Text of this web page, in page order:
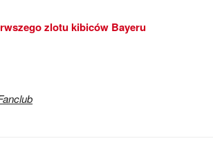
zlotu kibiców Bayeru